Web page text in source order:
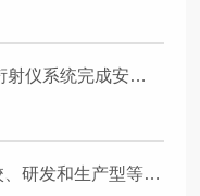
深圳大学：埃度纳米 N3 Phinix 衍射仪系统完成安装、调试与验收
IDONÅNO服务于国内外科研院校、研发和生产型等企业